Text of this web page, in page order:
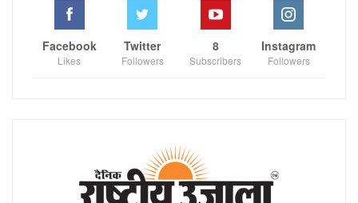
Facebook
Likes
Twitter
Followers
8
Subscribers
Instagram
Followers